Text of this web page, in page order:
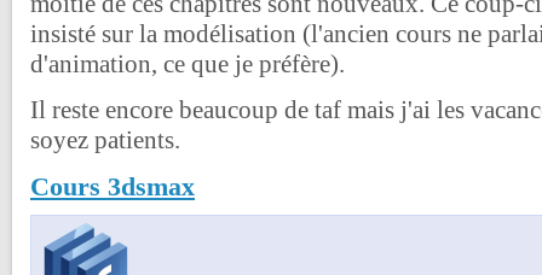
insisté sur la modélisation (l'ancien cours ne
d'animation, ce que je préfère).
Il reste encore beaucoup de taf mais j'ai les
soyez patients.
Cours 3dsmax